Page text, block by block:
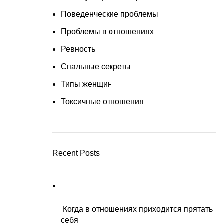
Поведенческие проблемы
Проблемы в отношениях
Ревность
Спальные секреты
Типы женщин
Токсичные отношения
Recent Posts
Когда в отношениях приходится прятать
себя